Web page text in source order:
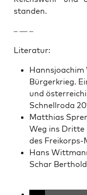
standen.
– — –
Lit­er­atur:
Hannsjoachim
Bürg­erkrieg.
und
Schnell­ro­da
Matthias
Weg ins Dritte
des
Hans
Schar